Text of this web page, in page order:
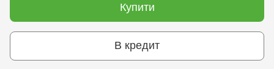
Купити
В кредит